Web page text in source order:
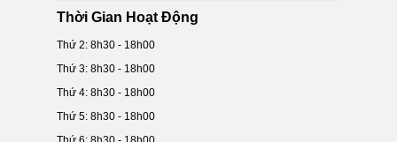
Thời Gian Hoạt Động
Thứ 2: 8h30 - 18h00
Thứ 3: 8h30 - 18h00
Thứ 4: 8h30 - 18h00
Thứ 5: 8h30 - 18h00